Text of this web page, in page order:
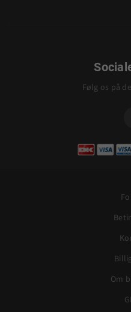
Følg os på
Om